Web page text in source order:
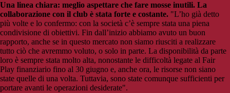
Una linea chiara: meglio aspettare che fare mosse inutili. La
collaborazione con il club è stata forte e costante. "L’ho già detto
più volte e lo confermo: con la società c’è sempre stata una piena
condivisione di obiettivi. Fin dall’inizio abbiamo avuto un buon
rapporto, anche se in questo mercato non siamo riusciti a realizzare
tutto ciò che avremmo voluto, o solo in parte. La disponibilità da parte
loro è sempre stata molto alta, nonostante le difficoltà legate al Fair
Play finanziario fino al 30 giugno e, anche ora, le risorse non siano
state quelle di una volta. Tuttavia, sono state comunque sufficienti per
portare avanti le operazioni desiderate".